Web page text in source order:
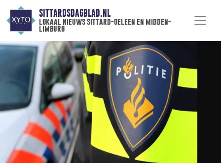
SITTARDSDAGBLAD.NL
lokaal nieuws sittard-geleen en midden-
limburg